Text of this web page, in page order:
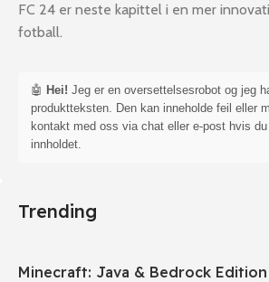
FC 24 er neste kapittel i en mer
fotball.
🤖 Hei! Jeg er en oversettelsesrobot og jeg
produktteksten. Den kan inneholde feil eller
kontakt med oss via chat eller e-post hvis
innholdet.
Trending
Minecraft: Java & Bedrock Edition